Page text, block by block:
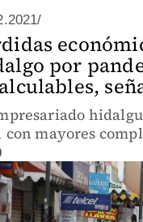
por
con mayores